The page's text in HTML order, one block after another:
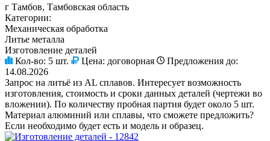
г Тамбов, Тамбовская область
Категории:
Механическая обработка
Литье металла
Изготовление деталей
Кол-во: 5 шт. Цена: договорная
Предложения до:
14.08.2026
Запрос на литьё из AL сплавов. Интересует возможность
изготовления, стоимость и сроки данных деталей (чертежи во
вложении). По количеству пробная партия будет около 5 шт.
Материал алюминий или сплавы, что сможете предложить?
Если необходимо будет есть и модель и образец.